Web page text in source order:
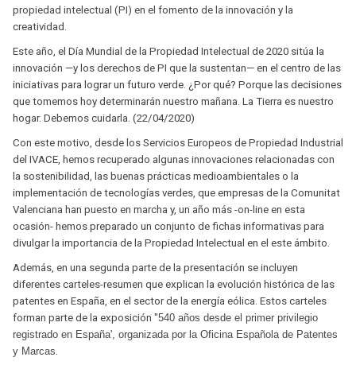
propiedad intelectual (PI) en el fomento de la innovación y la
creatividad.
Este año, el Día Mundial de la Propiedad Intelectual de 2020 sitúa la
innovación —y los derechos de PI que la sustentan— en el centro de las
iniciativas para lograr un futuro verde. ¿Por qué? Porque las decisiones
que tomemos hoy determinarán nuestro mañana. La Tierra es nuestro
hogar. Debemos cuidarla. (22/04/2020)
Con este motivo, desde los Servicios Europeos de Propiedad Industrial
del IVACE, hemos recuperado algunas innovaciones relacionadas con
la sostenibilidad, las buenas prácticas medioambientales o la
implementación de tecnologías verdes, que empresas de la Comunitat
Valenciana han puesto en marcha y, un año más -on-line en esta
ocasión- hemos preparado un conjunto de fichas informativas para
divulgar la importancia de la Propiedad Intelectual en el este ámbito.
Además, en una segunda parte de la presentación se incluyen
diferentes carteles-resumen que explican la evolución histórica de las
patentes en España, en el sector de la energía eólica. Estos carteles
forman parte de la exposición "540 años desde el primer privilegio
registrado en España', organizada por la Oficina Española de Patentes
y Marcas.